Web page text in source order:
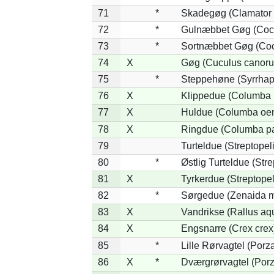
71
*
Skadegøg
72
*
Gulnæbbet Gøg
73
*
Sortnæbbet Gøg
74
X
Gøg (Cuculus
75
*
Steppehøne
76
X
Klippedue (Columba
77
X
Huldue (Columba
78
X
Ringdue (Columba
79
Turteldue
80
*
Østlig Turteldue
81
X
Tyrkerdue
82
*
Sørgedue (Zenaida
83
X
Vandrikse (Rallus
84
X
Engsnarre (Crex
85
*
Lille Rørvagtel
86
X *
Dværgrørvagtel